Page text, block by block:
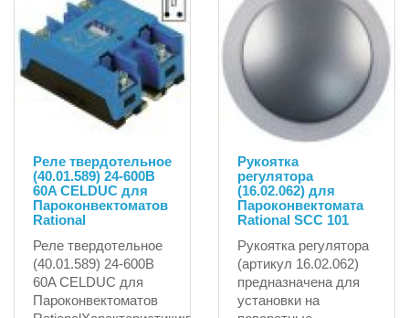
Реле твердотельное
(40.01.589) 24-600B
60A CELDUC для
Пароконвектоматов
Rational
Реле твердотельное
(40.01.589) 24-600B
60A CELDUC для
Пароконвектоматов
Рукоятка
регулятора
(16.02.062) для
Пароконвектомата
Rational SCC 101
Рукоятка регулятора
(артикул 16.02.062)
предназначена для
установки на